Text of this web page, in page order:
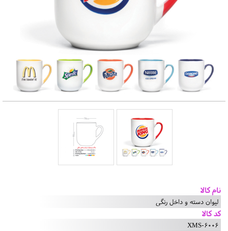
نام کالا
لیوان دسته و داخل رنگی
کد کالا
XMS-6006